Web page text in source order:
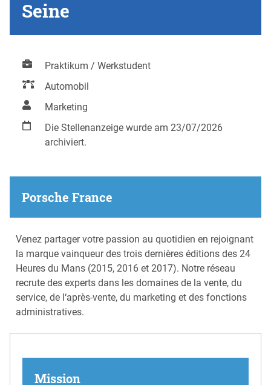
Seine
Praktikum / Werkstudent
Automobil
Marketing
Die Stellenanzeige wurde am 23/07/2026
archiviert.
Porsche France
Venez partager votre passion au quotidien en rejoignant
la marque vainqueur des trois dernières éditions des 24
Heures du Mans (2015, 2016 et 2017). Notre réseau
recrute des experts dans les domaines de la vente, du
service, de l‘après-vente, du marketing et des fonctions
administratives.
Mission